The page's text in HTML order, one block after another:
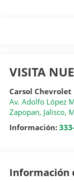
VISITA
Carsol Chevrolet
Av. Adolfo López
Zapopan, Jalisco,
Información:
Información